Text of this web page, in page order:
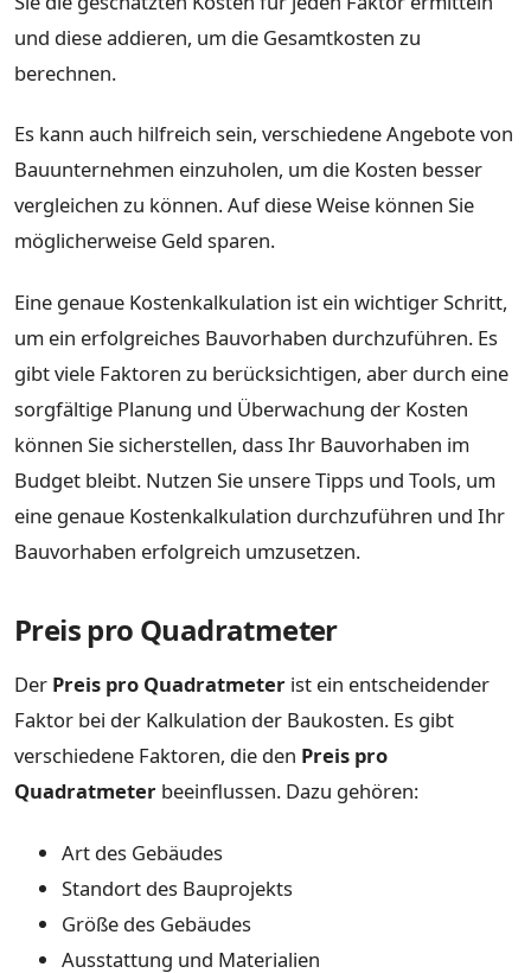
und diese addieren, um die Gesamtkosten zu
berechnen.
Es kann auch hilfreich sein, verschiedene Angebote von
Bauunternehmen einzuholen, um die Kosten besser
vergleichen zu können. Auf diese Weise können Sie
möglicherweise Geld sparen.
Eine genaue Kostenkalkulation ist ein wichtiger Schritt,
um ein erfolgreiches Bauvorhaben durchzuführen. Es
gibt viele Faktoren zu berücksichtigen, aber durch eine
sorgfältige Planung und Überwachung der Kosten
können Sie sicherstellen, dass Ihr Bauvorhaben im
Budget bleibt. Nutzen Sie unsere Tipps und Tools, um
eine genaue Kostenkalkulation durchzuführen und Ihr
Bauvorhaben erfolgreich umzusetzen.
Preis pro Quadratmeter
Der Preis pro Quadratmeter ist ein entscheidender
Faktor bei der Kalkulation der Baukosten. Es gibt
verschiedene Faktoren, die den Preis pro
Quadratmeter beeinflussen. Dazu gehören:
Art des Gebäudes
Standort des Bauprojekts
Größe des Gebäudes
Ausstattung und Materialien